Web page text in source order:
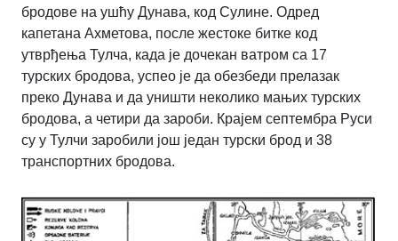
бродове на ушћу Дунава, код Сулине. Одред
капетана Ахметова, после жестоке битке код
утврђења Тулча, када је дочекан ватром са 17
турских бродова, успео је да обезбеди прелазак
преко Дунава и да уништи неколико мањих турских
бродова, а четири да зароби. Крајем септембра Руси
су у Тулчи заробили још један турски брод и 38
транспортних бродова.